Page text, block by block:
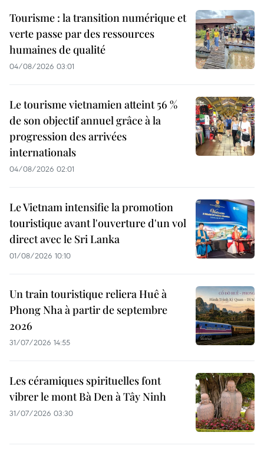
Tourisme : la transition numérique et
verte passe par des ressources
humaines de qualité
04/08/2026 03:01
Le tourisme vietnamien atteint 56 %
de son objectif annuel grâce à la
progression des arrivées
internationals
04/08/2026 02:01
Le Vietnam intensifie la promotion
touristique avant l'ouverture d'un vol
direct avec le Sri Lanka
01/08/2026 10:10
Un train touristique reliera Huê à
Phong Nha à partir de septembre
2026
31/07/2026 14:55
Les céramiques spirituelles font
vibrer le mont Bà Den à Tây Ninh
31/07/2026 03:30